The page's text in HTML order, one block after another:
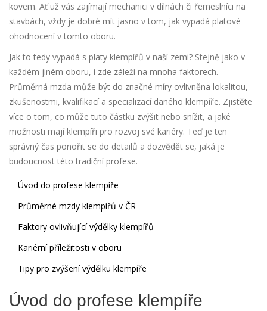
kovem. Ať už vás zajímají mechanici v dílnách či řemeslníci na
stavbách, vždy je dobré mít jasno v tom, jak vypadá platové
ohodnocení v tomto oboru.
Jak to tedy vypadá s platy klempířů v naší zemi? Stejně jako v
každém jiném oboru, i zde záleží na mnoha faktorech.
Průměrná mzda může být do značné míry ovlivněna lokalitou,
zkušenostmi, kvalifikací a specializací daného klempíře. Zjistěte
více o tom, co může tuto částku zvýšit nebo snížit, a jaké
možnosti mají klempíři pro rozvoj své kariéry. Teď je ten
správný čas ponořit se do detailů a dozvědět se, jaká je
budoucnost této tradiční profese.
Úvod do profese klempíře
Průměrné mzdy klempířů v ČR
Faktory ovlivňující výdělky klempířů
Kariérní příležitosti v oboru
Tipy pro zvýšení výdělku klempíře
Úvod do profese klempíře